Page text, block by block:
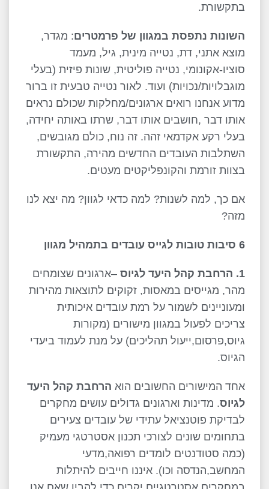
בתקשורת.
השונות נתפסת במגוון של פרמטרים: מגדר,
מוצא אתני, דת, נטייה מינית, גיל, מעמד
סוציו-אקונומי, נטייה פוליטית, שונות פיזית (בעלי
מוגבלויות/נכויות) ועוד. לאור נטייה טבעית זו ברור
מדוע אנחנו רואים ארגונים/מחלקות שכולם נראים
אותו דבר ,חושבים אותו דבר, שרתו באותה יחידה,
בעלי רקע אקדמאי זהה. זה נוח, כולם מגובשים,
השתלבות העובדים החדשים מהירה, התקשורת
בצוות זורמת והקונפליקטים מעטים.
אם כך, למה לשנות? למה כדאי לגוון? מה יצא לנו
מזה?
6 סיבות טובות לגייס עובדים בתמהיל מגוון
1. הרחבת קהל היעד לגיוס
–ארגונים שצומחים
מהר, מגייסים במאסות, זקוקים לתוצאות מהירות
ומעוניינים לשמור על רמת עובדים איכותית
צריכים לפעול במגוון מישורים (מקורות
גיוס,פרסום,ייעול תהליכים) על מנת לעמוד ביעדי
הגיוס.
אחד המישורים החשובים הוא הרחבת קהל היעד
לגיוס. מדינות וארגונים גדולים עושים מחקרים
לבדיקת פוטנציאל עתידי של עובדים צעירים
בתחומים שונים לצורכי תכנון אסטרטגי מעמיק
(כמה סטודנטים לומדים רפואה,מדעי
המחשב,הנדסה וכו). איננו חייבים להיתלות